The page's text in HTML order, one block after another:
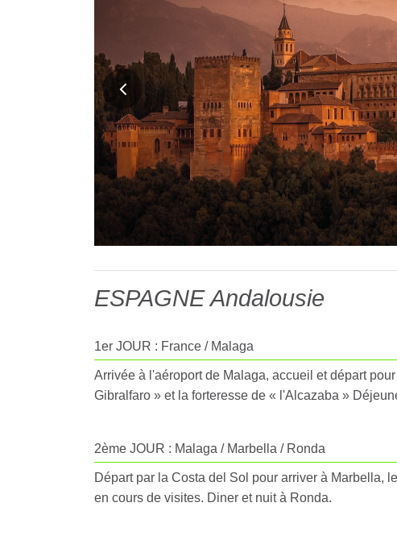
ESPAGNE Andalousie
1er JOUR : France / Malaga
Arrivée à l'aéroport de Malaga, accueil et départ
Gibralfaro » et la forteresse de « l'Alcazaba »
2ème JOUR : Malaga / Marbella / Ronda
Départ par la Costa del Sol pour arriver à Marbella,
en cours de visites. Diner et nuit à Ronda.